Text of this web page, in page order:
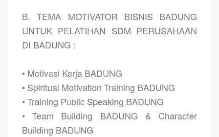
B. TEMA MOTIVATOR BISNIS BADUNG
UNTUK PELATIHAN SDM PERUSAHAAN
DI BADUNG :
• Motivasi Kerja BADUNG
• Spiritual Motivation Training BADUNG
• Training Public Speaking BADUNG
• Team Building BADUNG & Character
Building BADUNG